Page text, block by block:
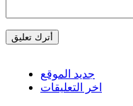
جديد الموقع
اخر التعليقات